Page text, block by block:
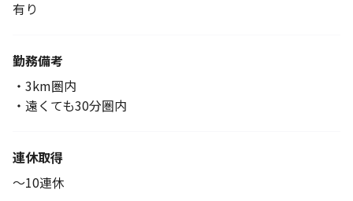
有り
勤務備考
・3km圏内
・遠くても30分圏内
連休取得
～10連休